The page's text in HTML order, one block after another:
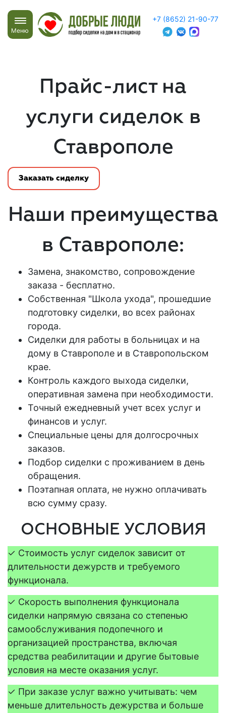
Меню
+7 (8652) 21-90-77
Прайс-лист на
услуги сиделок в
Ставрополе
Заказать сиделку
Наши преимущества
в Ставрополе:
Замена, знакомство, сопровождение
заказа - бесплатно.
Собственная "Школа ухода", прошедшие
подготовку сиделки, во всех районах
города.
Сиделки для работы в больницах и на
дому в Ставрополе и в Ставропольском
крае.
Контроль каждого выхода сиделки,
оперативная замена при необходимости.
Точный ежедневный учет всех услуг и
финансов и услуг.
Специальные цены для долгосрочных
заказов.
Подбор сиделки с проживанием в день
обращения.
Поэтапная оплата, не нужно оплачивать
всю сумму сразу.
ОСНОВНЫЕ УСЛОВИЯ
✓ Стоимость услуг сиделок зависит от
длительности дежурств и требуемого
функционала.
✓ Скорость выполнения функционала
сиделки напрямую связана со степенью
самообслуживания подопечного и
организацией пространства, включая
средства реабилитации и другие бытовые
условия на месте оказания услуг.
✓ При заказе услуг важно учитывать: чем
меньше длительность дежурства и больше